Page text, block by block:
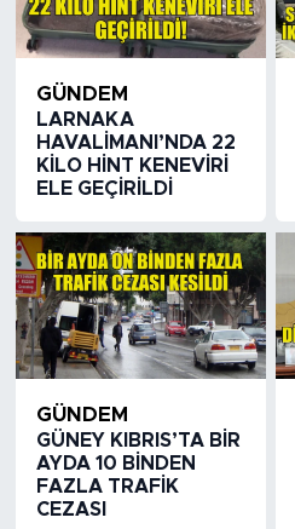
GÜNDEM
LARNAKA
HAVALİMANI’NDA 22
KİLO HİNT KENEVİRİ
ELE GEÇİRİLDİ
GÜNDEM
GÜNEY KIBRIS’TA BİR
AYDA 10 BİNDEN
FAZLA TRAFİK
CEZASI